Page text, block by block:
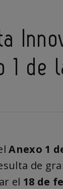
1 de
Anexo 1
de
el 18 de